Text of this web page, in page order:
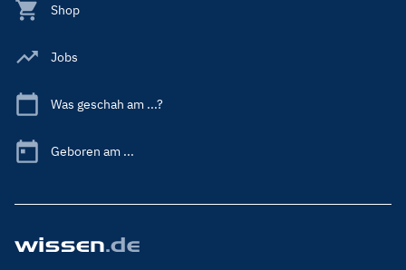
Shop
Jobs
Was geschah am ...?
Geboren am ...